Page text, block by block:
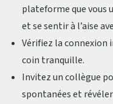
plateforme que vous
et se sentir à l’aise
Vérifiez la connexion
coin tranquille.
Invitez un collègue
spontanées et